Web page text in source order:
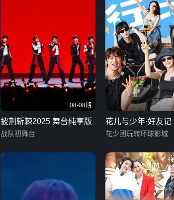
08-08期
披荆斩棘2025 舞台纯享版
战队初舞台
花儿与少年·好友记
花少团玩转环球影城